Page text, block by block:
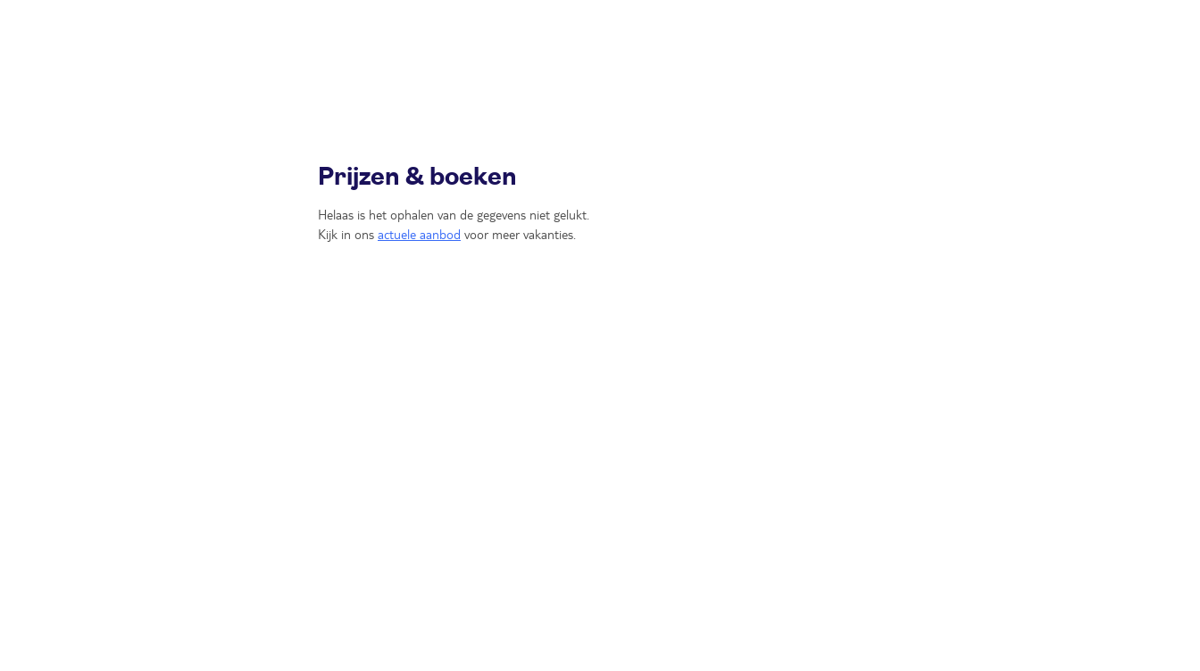
Prijzen & boeken
Helaas is het ophalen van de gegevens niet gelukt.
Kijk in ons actuele aanbod voor meer vakanties.